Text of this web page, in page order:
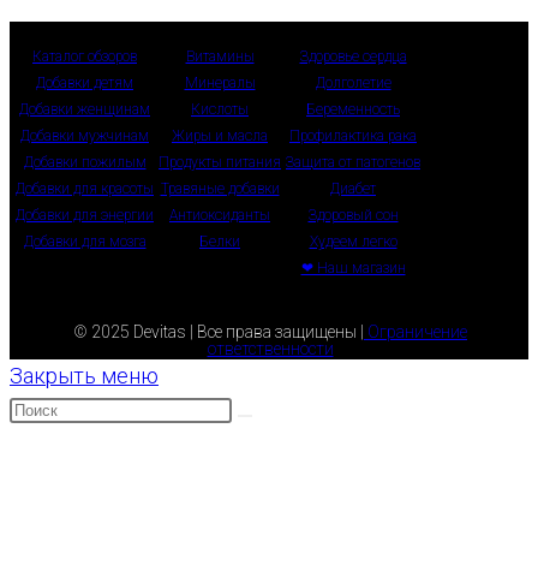
Каталог обзоров
Добавки детям
Добавки женщинам
Добавки мужчинам
Добавки пожилым
Добавки для красоты
Добавки для энергии
Добавки для мозга
Витамины
Минералы
Кислоты
Жиры и масла
Продукты питания
Травяные добавки
Антиоксиданты
Белки
Здоровье сердца
Долголетие
Беременность
Профилактика рака
Защита от патогенов
Диабет
Здоровый сон
Худеем легко
❤ Наш магазин
© 2025 Devitas | Все права защищены |
Ограничение
ответственности
Закрыть меню